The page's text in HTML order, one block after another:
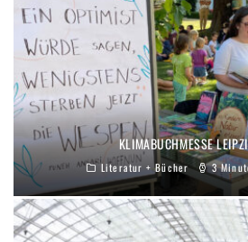
KLIMABUCHMESSE
Literatur + Bücher 3